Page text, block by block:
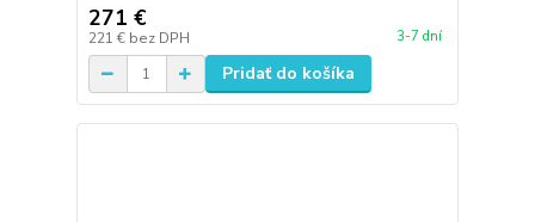
271 €
221 € bez DPH 3-7 dní
Pridať do košíka